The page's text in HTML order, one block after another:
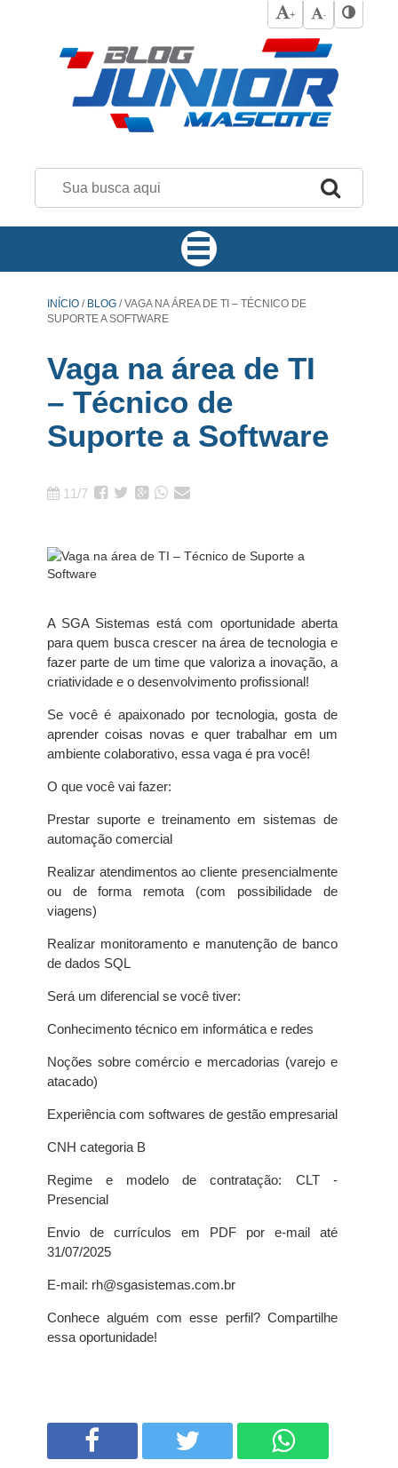
+ -
INÍCIO / BLOG /VAGA NA ÁREA DE TI – TÉCNICO DE
SUPORTE A SOFTWARE
Vaga na área de TI
– Técnico de
Suporte a Software
11/7
A SGA Sistemas está com oportunidade aberta
para quem busca crescer na área de tecnologia e
fazer parte de um time que valoriza a inovação, a
criatividade e o desenvolvimento profissional!
Se você é apaixonado por tecnologia, gosta de
aprender coisas novas e quer trabalhar em um
ambiente colaborativo, essa vaga é pra você!
O que você vai fazer:
Prestar suporte e treinamento em sistemas de
automação comercial
Realizar atendimentos ao cliente presencialmente
ou de forma remota (com possibilidade de
viagens)
Realizar monitoramento e manutenção de banco
de dados SQL
Será um diferencial se você tiver:
Conhecimento técnico em informática e redes
Noções sobre comércio e mercadorias (varejo e
atacado)
Experiência com softwares de gestão empresarial
CNH categoria B
Regime e modelo de contratação: CLT -
Presencial
Envio de currículos em PDF por e-mail até
31/07/2025
E-mail: rh@sgasistemas.com.br
Conhece alguém com esse perfil? Compartilhe
essa oportunidade!